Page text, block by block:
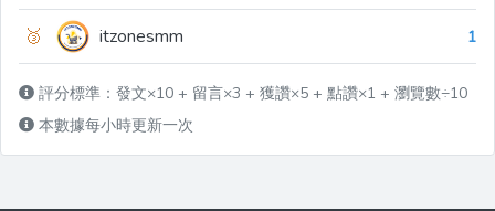
🥉 itzonesmm 1
評分標準：發文×10 + 留言×3 + 獲讚×5 + 點讚×1 + 瀏覽數÷10
本數據每小時更新一次